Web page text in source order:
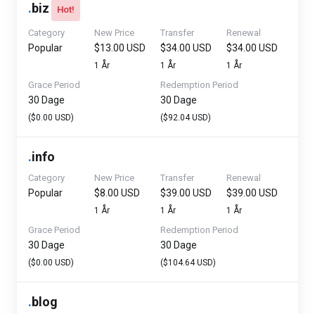
.biz Hot!
Category
Popular
New Price
$13.00 USD
1 År
Transfer
$34.00 USD
1 År
Renewal
$34.00 USD
1 År
Grace Period
30 Dage
($0.00 USD)
Redemption Period
30 Dage
($92.04 USD)
.info
Category
Popular
New Price
$8.00 USD
1 År
Transfer
$39.00 USD
1 År
Renewal
$39.00 USD
1 År
Grace Period
30 Dage
($0.00 USD)
Redemption Period
30 Dage
($104.64 USD)
.blog